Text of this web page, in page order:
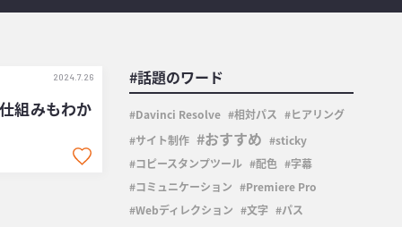
組みもわか
2024.7.26 #話題のワード
Davinci Resolve 相対パス
ヒアリング
サイト制作
おすすめ
sticky
コピースタンプツール
配色
字幕
コミュニケーション
Premiere Pro
Webディレクション
文字 パス